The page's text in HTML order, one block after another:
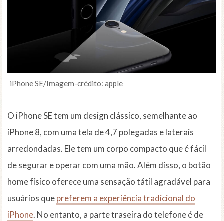
iPhone SE/Imagem-crédito: apple
O iPhone SE tem um design clássico, semelhante ao
iPhone 8, com uma tela de 4,7 polegadas e laterais
arredondadas. Ele tem um corpo compacto que é fácil
de segurar e operar com uma mão. Além disso, o botão
home físico oferece uma sensação tátil agradável para
usuários quepreferem a experiência tradicional do
iPhone. No entanto, a parte traseira do telefone é de